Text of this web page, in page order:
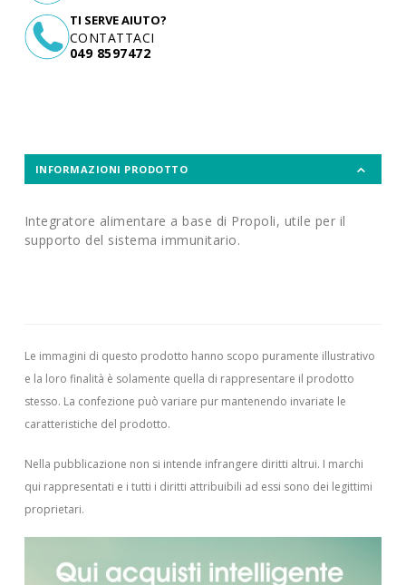
TI SERVE AIUTO?
CONTATTACI
049 8597472
INFORMAZIONI PRODOTTO
Integratore alimentare a base di Propoli, utile per il
supporto del sistema immunitario.
Le immagini di questo prodotto hanno scopo puramente illustrativo
e la loro finalità è solamente quella di rappresentare il prodotto
stesso. La confezione può variare pur mantenendo invariate le
caratteristiche del prodotto.
Nella pubblicazione non si intende infrangere diritti altrui. I marchi
qui rappresentati e i tutti i diritti attribuibili ad essi sono dei legittimi
proprietari.